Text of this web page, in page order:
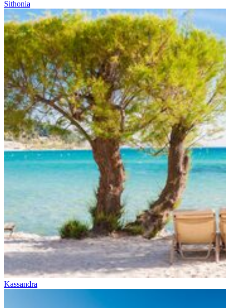
Sithonia
Kassandra